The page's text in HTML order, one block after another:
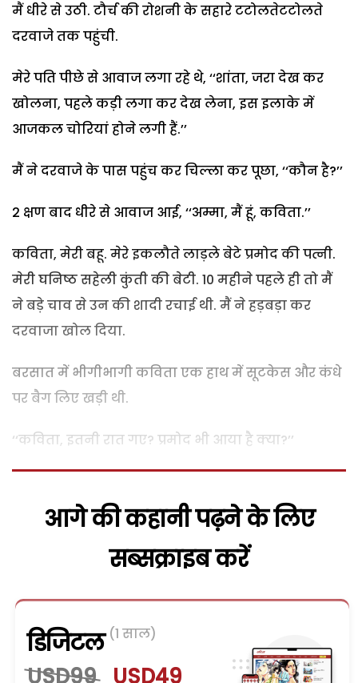
मैं धीरे से उठी. टौर्च की रोशनी के सहारे टटोलतेटटोलते
दरवाजे तक पहुंची.
मेरे पति पीछे से आवाज लगा रहे थे, ‘‘शांता, जरा देख कर
खोलना, पहले कड़ी लगा कर देख लेना, इस इलाके में
आजकल चोरियां होने लगी हैं.’’
मैं ने दरवाजे के पास पहुंच कर चिल्ला कर पूछा, ‘‘कौन है?’’
2 क्षण बाद धीरे से आवाज आई, ‘‘अम्मा, मैं हूं, कविता.’’
कविता, मेरी बहू. मेरे इकलौते लाड़ले बेटे प्रमोद की पत्नी.
मेरी घनिष्ठ सहेली कुंती की बेटी. 10 महीने पहले ही तो मैं
ने बड़े चाव से उन की शादी रचाई थी. मैं ने हड़बड़ा कर
दरवाजा खोल दिया.
बरसात में भीगीभागी कविता एक हाथ में सूटकेस और कंधे
पर बैग लिए खड़ी थी.
‘‘कविता, इतनी रात गए? प्रमोद भी आया है क्या?’’
आगे की कहानी पढ़ने के लिए
सब्सक्राइब करें
डिजिटल (1 साल)
USD99 USD49